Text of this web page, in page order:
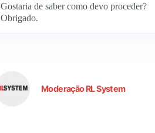
Gostaria de saber como devo proceder?
Obrigado.
Moderação RL System